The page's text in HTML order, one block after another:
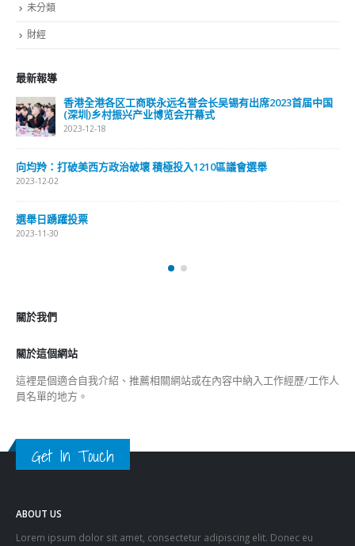
未分類
財經
最新報導
香港全港各区工商联永远名誉会长吴锡有出席2023首届中国
(深圳)乡村振兴产业博览会开幕式
2023-12-18
向均羚：打破美西方政治破壞 積極投入1210區議會選舉
2023-12-02
選舉日踴躍投票
2023-11-30
關於我們
關於這個網站
這裡是個適合自我介紹、推薦相關網站或在內容中納入工作經歷/工作人
員名單的地方。
Get In Touch
ABOUT US
Lorem ipsum dolor sit amet, consectetur adipiscing elit. Donec eu